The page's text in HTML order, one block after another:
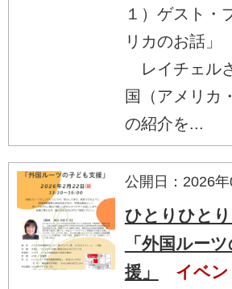
１）ゲスト・
リカのお話」
レイチェル
国（アメリカ
の紹介を...
公開日：2026年
ひとりひと
「外国ルー
援」
イベン